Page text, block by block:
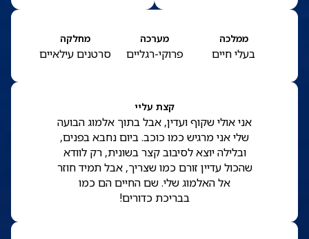
ממלכה
בעלי חיים
מערכה
פרוקי-רגליים
מחלקה
סרטנים עילאיים
קצת עליי
אני אולי שקוף ועדין, אבל בתוך אלמוג הבועה
שלי אני מרגיש כמו כוכב. ביום נחבא בפנים,
ובלילה יוצא לסיבוב קצר בשונית, רק לוודא
שהכול עדיין זורם כמו שצריך, אבל תמיד חוזר
אל האלמוג שלי. שם החיים הם כמו
בבריכת כדורים!